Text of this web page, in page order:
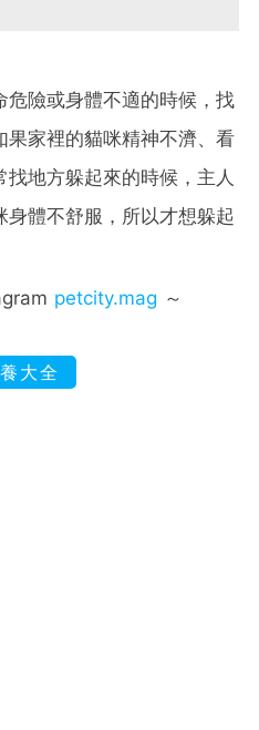
危險或身體不適的時候，找
家裡的貓咪精神不濟、看
地方躲起來的時候，主人
體不舒服，所以才想躲起
petcity.mag ～
大全